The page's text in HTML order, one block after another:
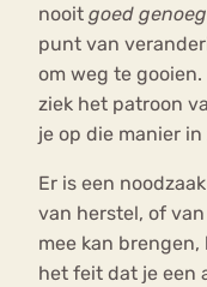
nooit goed genoeg
punt van
om weg te
ziek het patroon
je op die manier
Er is een
van herstel, of
mee kan
het feit dat je een